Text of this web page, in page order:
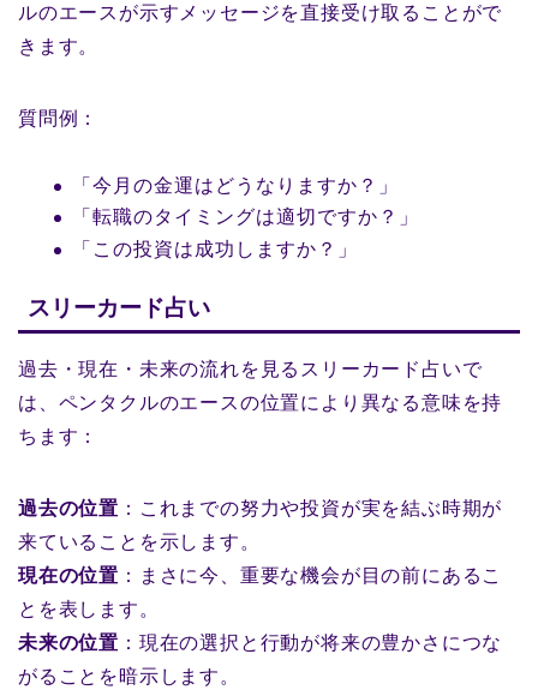
ルのエースが示すメッセージを直接受け取ることがで
きます。
質問例：
「今月の金運はどうなりますか？」
「転職のタイミングは適切ですか？」
「この投資は成功しますか？」
スリーカード占い
過去・現在・未来の流れを見るスリーカード占いで
は、ペンタクルのエースの位置により異なる意味を持
ちます：
過去の位置 ：これまでの努力や投資が実を結ぶ時期が
来ていることを示します。
現在の位置 ：まさに今、重要な機会が目の前にあるこ
とを表します。
未来の位置 ：現在の選択と行動が将来の豊かさにつな
がることを暗示します。